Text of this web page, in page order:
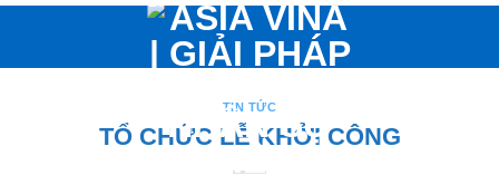
nội
TIN TỨC
TỔ CHỨC LỄ KHỞI CÔNG